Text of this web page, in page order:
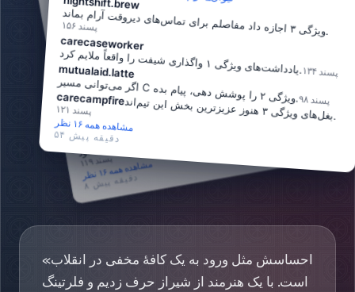
midshift.mod
دقیقه‌ای در همه اتاق‌ها می‌پرد، کینک شخصی من
است
.
۱۵۸پسند
latteandlimits
امشب
دیوار سیف
‌ورد اولین ترجمه ساموآیی خود را گرفت 🫶🏽.
۱۳۶ پسند
safety.barista
قبل از پیک نیمه‌شب
نیت
صحنه و نیاز آب را دایرکت
کن ۱۰۳پسند
aftercareangel
کارت‌های پس
‌مراقبت
اجازه نمی‌دهند در آغوش
فراموش
شود
۱۱۹ پسندمشاهده همه ۱۶ نظر
۸ دقیقه پیش
ویژگی ۳ اجازه داد مفاصلم برای تماس‌های دیروقت آرام بماند . ۱۵۶ پسند
carecaseworker
یادداشت‌های ویژگی ۱ واگذاری شیفت را واقعاً ملایم کرد
.۱۳۴ پسند mutualaid.latte
اگر می‌توانی مسیرC
ویژگی ۲ را پوشش دهی، پیام بده
.۹۸پسند carecampfireبغل‌های ویژگی ۳ هنوز عزیزترین بخش این تیم‌اند .
۱۲۱ پسند
مشاهده همه ۱۶ نظر
۵۴ دقیقه پیش
«احساسش مثل ورود به یک کافهٔ مخفی در انقلاب
است. با یک هنرمند از شیراز حرف زدیم و فلرتینگ